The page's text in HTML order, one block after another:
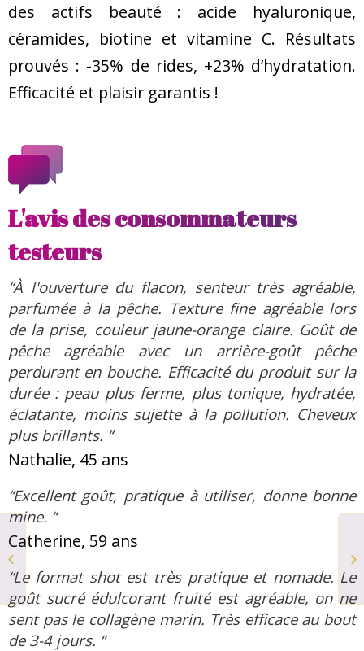
des actifs beauté : acide hyaluronique,
céramides, biotine et vitamine C. Résultats
prouvés : -35% de rides, +23% d’hydratation.
Efficacité et plaisir garantis !
L'avis des consommateurs
testeurs
“À l'ouverture du flacon, senteur très agréable,
parfumée à la pêche. Texture fine agréable lors
de la prise, couleur jaune-orange claire. Goût de
pêche agréable avec un arrière-goût pêche
perdurant en bouche. Efficacité du produit sur la
durée : peau plus ferme, plus tonique, hydratée,
éclatante, moins sujette à la pollution. Cheveux
plus brillants. “
Nathalie, 45 ans
“Excellent goût, pratique à utiliser, donne bonne
mine. “
Catherine, 59 ans
“Le format shot est très pratique et nomade. Le
goût sucré édulcorant fruité est agréable, on ne
sent pas le collagène marin. Très efficace au bout
de 3-4 jours. “
Palette de fards à
paupières certifiée bio